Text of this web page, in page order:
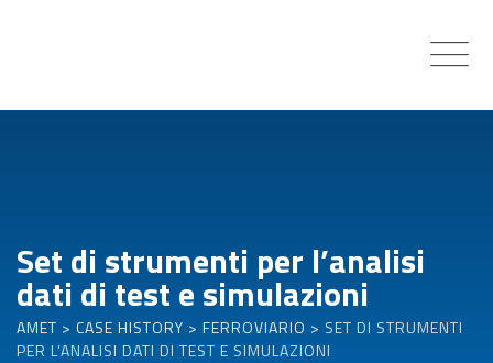
Set di strumenti per l’analisi
dati di test e simulazioni
AMET > CASE HISTORY > FERROVIARIO > SET DI STRUMENTI
PER L’ANALISI DATI DI TEST E SIMULAZIONI